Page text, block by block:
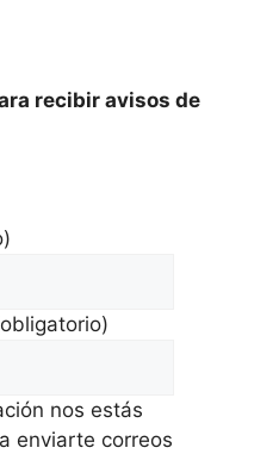
recibir avisos de
nos estás
enviarte correos